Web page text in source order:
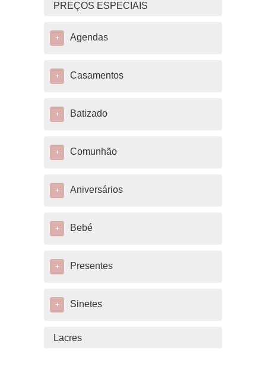
PREÇOS ESPECIAIS
+ Agendas
+ Casamentos
+ Batizado
+ Comunhão
+ Aniversários
+ Bebé
+ Presentes
+ Sinetes
Lacres